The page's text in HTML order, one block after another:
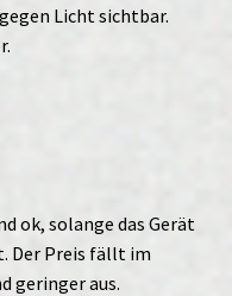
Licht sichtbar.
ok, solange das Gerät
Der Preis fällt im
geringer aus.